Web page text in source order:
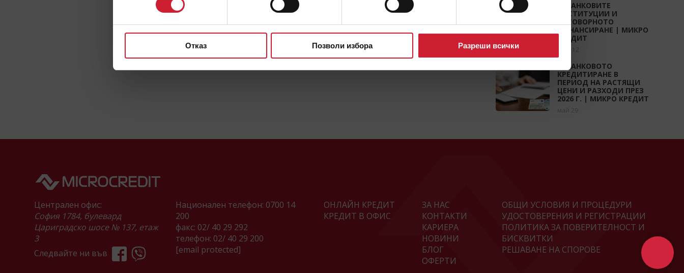
Отказ Позволи избора Разреши всички
НЕБАНКОВИТЕ
ИНСТИТУЦИИ И
ОТГОВОРНОТО
ФИНАНСИРАНЕ | МИКРО
КРЕДИТ
НЕБАНКОВОТО
КРЕДИТИРАНЕ В
ПЕРИОД НА РАСТЯЩИ
ЦЕНИ И РАЗХОДИ ПРЕЗ
2026 Г. | МИКРО КРЕДИТ
май 29
Централен офис:
София 1784, булевард
Цариградско шосе № 137, етаж
3
Следвайте ни във
Национален телефон: 0700 14
200
факс: 02/ 40 29 292
телефон: 02/ 40 29 200
[email protected]
ОНЛАЙН КРЕДИТ
КРЕДИТ В ОФИС
ЗА НАС
КОНТАКТИ
КАРИЕРА
НОВИНИ
БЛОГ
ОФЕРТИ
ОБЩИ УСЛОВИЯ И ПРОЦЕДУРИ
УДОСТОВЕРЕНИЯ И РЕГИСТРАЦИИ
ПОЛИТИКА ЗА ПОВЕРИТЕЛНОСТ И
БИСКВИТКИ
РЕШАВАНЕ НА СПОРОВЕ